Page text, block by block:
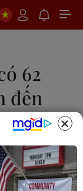
62
đến
mới tới